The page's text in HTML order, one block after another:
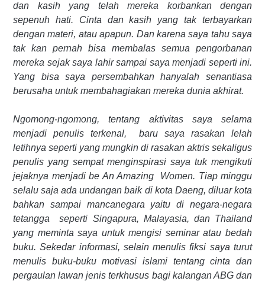
dan kasih yang telah mereka korbankan dengan
sepenuh hati. Cinta dan kasih yang tak terbayarkan
dengan materi, atau apapun. Dan karena saya tahu saya
tak kan pernah bisa membalas semua pengorbanan
mereka sejak saya lahir sampai saya menjadi seperti ini.
Yang bisa saya persembahkan hanyalah senantiasa
berusaha untuk membahagiakan mereka dunia akhirat.
Ngomong-ngomong, tentang aktivitas saya selama
menjadi penulis terkenal,
baru saya rasakan lelah
letihnya seperti yang mungkin di rasakan aktris sekaligus
penulis yang sempat menginspirasi saya tuk mengikuti
jejaknya menjadi be An Amazing
Women. Tiap minggu
selalu saja ada undangan baik di kota Daeng, diluar kota
bahkan sampai mancanegara yaitu di negara-negara
tetangga
seperti Singapura, Malayasia, dan Thailand
yang meminta saya untuk mengisi seminar atau bedah
buku. Sekedar informasi, selain menulis fiksi saya turut
menulis buku-buku motivasi islami tentang cinta dan
pergaulan lawan jenis terkhusus bagi kalangan ABG dan